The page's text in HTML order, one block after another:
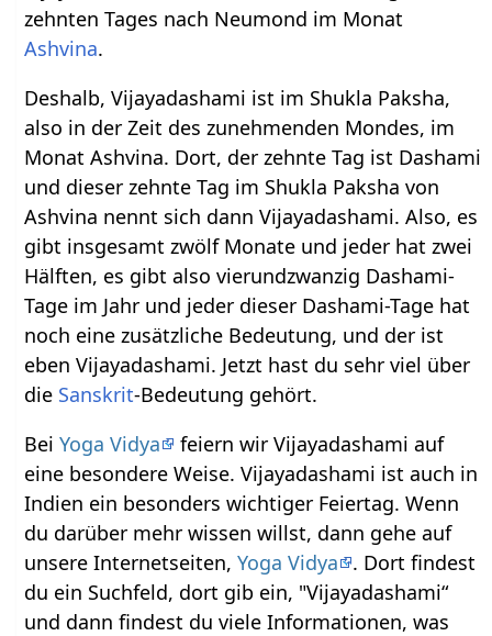
zehnten Tages nach Neumond im Monat
Ashvina.
Deshalb, Vijayadashami ist im Shukla Paksha,
also in der Zeit des zunehmenden Mondes, im
Monat Ashvina. Dort, der zehnte Tag ist Dashami
und dieser zehnte Tag im Shukla Paksha von
Ashvina nennt sich dann Vijayadashami. Also, es
gibt insgesamt zwölf Monate und jeder hat zwei
Hälften, es gibt also vierundzwanzig Dashami-
Tage im Jahr und jeder dieser Dashami-Tage hat
noch eine zusätzliche Bedeutung, und der ist
eben Vijayadashami. Jetzt hast du sehr viel über
die Sanskrit-Bedeutung gehört.
BeiYoga Vidya
feiern wir Vijayadashami auf
eine besondere Weise. Vijayadashami ist auch in
Indien ein besonders wichtiger Feiertag. Wenn
du darüber mehr wissen willst, dann gehe auf
unsere Internetseiten,Yoga Vidya
. Dort findest
du ein Suchfeld, dort gib ein, "Vijayadashami“
und dann findest du viele Informationen, was